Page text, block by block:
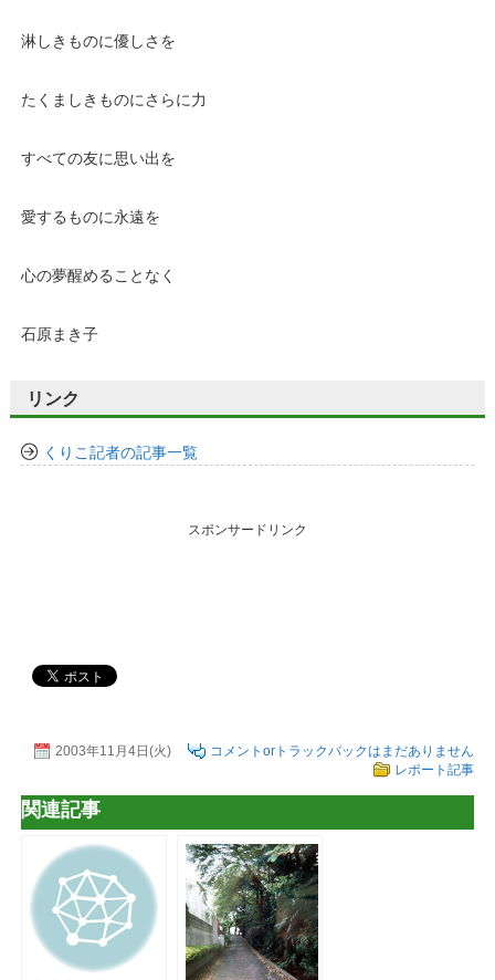
淋しきものに優しさを
たくましきものにさらに力
すべての友に思い出を
愛するものに永遠を
心の夢醒めることなく
石原まき子
リンク
くりこ記者の記事一覧
スポンサードリンク
2003年11月4日(火)
コメントorトラックバックはまだありません
レポート記事
関連記事